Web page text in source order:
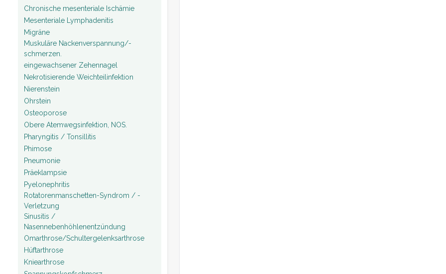
Chronische mesenteriale Ischämie
Mesenteriale Lymphadenitis
Migräne
Muskuläre Nackenverspannung/-
schmerzen.
eingewachsener Zehennagel
Nekrotisierende Weichteilinfektion
Nierenstein
Ohrstein
Osteoporose
Obere Atemwegsinfektion, NOS.
Pharyngitis / Tonsillitis
Phimose
Pneumonie
Präeklampsie
Pyelonephritis
Rotatorenmanschetten-Syndrom / -
Verletzung
Sinusitis /
Nasennebenhöhlenentzündung
Omarthrose/Schultergelenksarthrose
Hüftarthrose
Kniearthrose